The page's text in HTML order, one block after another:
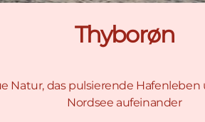
Thyborøn
Natur, das pulsierende
Nordsee aufeinander